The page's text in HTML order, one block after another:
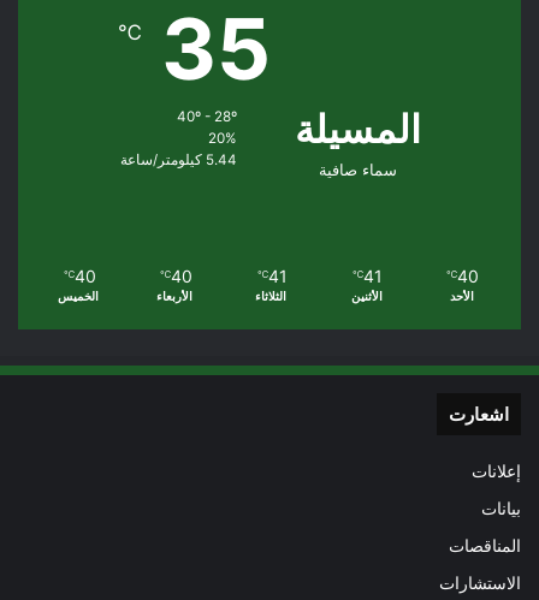
المسيلة
سماء صافية
35
℃
20%
5.44 كيلومتر/ساعة
40
℃
الأحد
41
℃
الأثنين
41
℃
الثلاثاء
40
℃
الأربعاء
40
℃
الخميس
اشعارت
إعلانات
بيانات
المناقصات
الاستشارات